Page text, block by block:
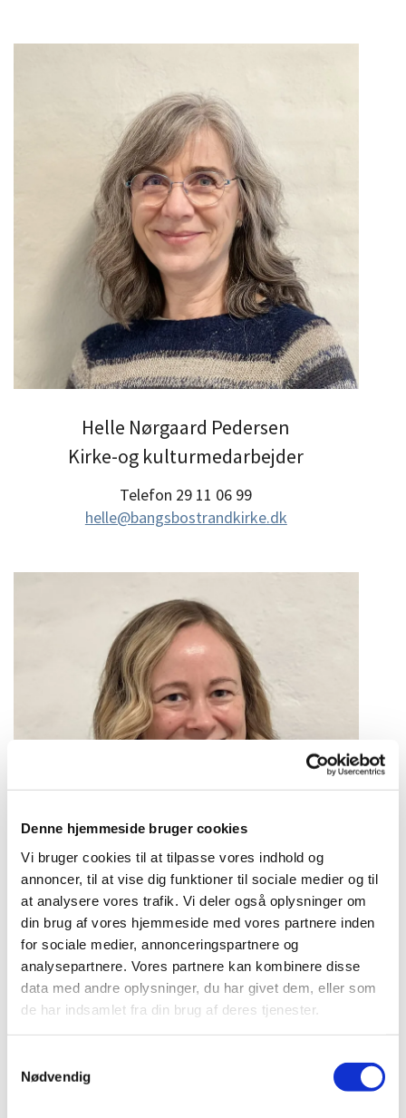
Denne hjemmeside bruger cookies
Vi bruger cookies til at tilpasse vores indhold og
annoncer, til at vise dig funktioner til sociale medier og til
at analysere vores trafik. Vi deler også oplysninger om
din brug af vores hjemmeside med vores partnere inden
for sociale medier, annonceringspartnere og
analysepartnere. Vores partnere kan kombinere disse
data med andre oplysninger, du har givet dem, eller som
de har indsamlet fra din brug af deres tjenester.
Nødvendig
Helle Nørgaard Pedersen
Kirke-og kulturmedarbejder
Telefon 29 11 06 99
helle@bangsbostrandkirke.dk
Trine Pandi
Kordegn og regnskabsfører
Telefon 98 42 06 93